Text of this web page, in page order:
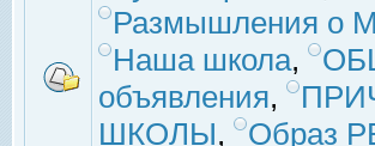
Размышления о
Наша школа,
объявления,
ШКОЛЫ, Образ